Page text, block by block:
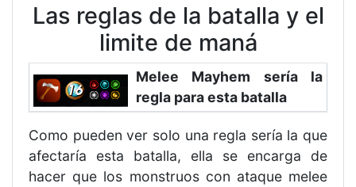
Las reglas de la batalla y el
limite de maná
Melee Mayhem sería la
regla para esta batalla
Como pueden ver solo una regla sería la que
afectaría esta batalla, ella se encarga de
hacer que los monstruos con ataque melee